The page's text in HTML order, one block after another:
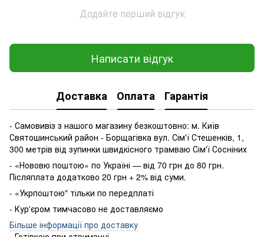
Додайте перший відгук
Написати відгук
Доставка Оплата Гарантія
- Самовивіз з нашого магазину безкоштовно: м. Київ
Святошинський район - Борщагівка вул. Сім'ї Стешенків, 1,
300 метрів від зупинки швидкісного трамваю Сім'ї Сосніних
- «Нововю поштою» по Україні — від 70 грн до 80 грн.
Післяплата додатково 20 грн + 2% від суми.
- «Укрпоштою" тільки по передплаті
- Кур'єром тимчасово не доставляємо
Більше інформації про доставку